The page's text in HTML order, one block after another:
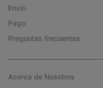
Envío
Pago
Preguntas frecuentes
Acerca de Nosotros